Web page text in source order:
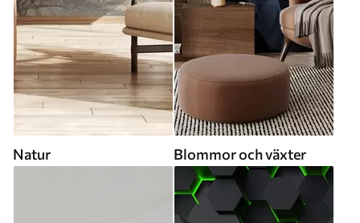
Natur Blommor och växter